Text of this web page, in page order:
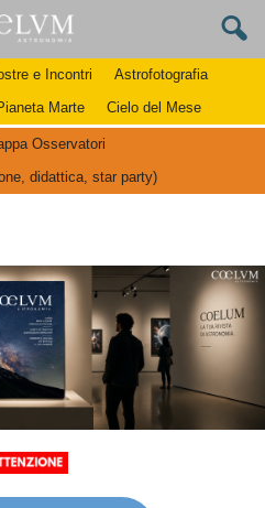
e Incontri
Astrofotografia
Marte Cielo del Mese
Osservatori
didattica, star party)